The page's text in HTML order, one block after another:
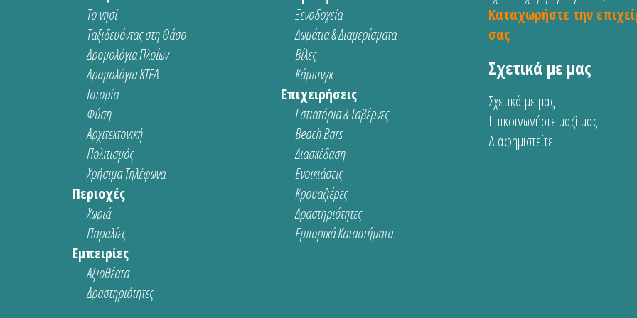
Το νησί
Ταξιδευόντας στη Θάσο
Δρομολόγια Πλοίων
Δρομολόγια ΚΤΕΛ
Ιστορία
Φύση
Αρχιτεκτονική
Πολιτισμός
Χρήσιμα Τηλέφωνα
Περιοχές
Χωριά
Παραλίες
Εμπειρίες
Αξιοθέατα
Δραστηριότητες
Ξενοδοχεία
Δωμάτια & Διαμερίσματα
Βίλες
Κάμπινγκ
Επιχειρήσεις
Εστιατόρια & Ταβέρνες
Beach Bars
Διασκέδαση
Ενοικιάσεις
Κρουαζιέρες
Δραστηριότητες
Εμπορικά Καταστήματα
Καταχωρήστε την
σας
Σχετικά με μας
Σχετικά με μας
Επικοινωνήστε μαζί μας
Διαφημιστείτε